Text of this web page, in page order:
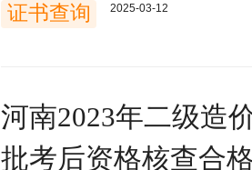
证书查询 2025-03-12
河南2023年二级造
批考后资格核查合